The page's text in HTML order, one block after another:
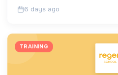
6 days ago
TRAINING